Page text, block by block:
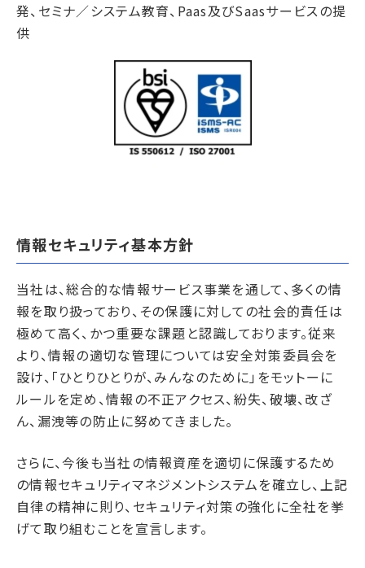
発、セミナ／システム教育、Paas及びSaasサービスの提
供
情報セキュリティ基本方針
当社は、総合的な情報サービス事業を通して、多くの情
報を取り扱っており、その保護に対しての社会的責任は
極めて高く、かつ重要な課題と認識しております。従来
より、情報の適切な管理については安全対策委員会を
設け、「ひとりひとりが、みんなのために」をモットーに
ルールを定め、情報の不正アクセス、紛失、破壊、改ざ
ん、漏洩等の防止に努めてきました。
さらに、今後も当社の情報資産を適切に保護するため
の情報セキュリティマネジメントシステムを確立し、上記
自律の精神に則り、セキュリティ対策の強化に全社を挙
げて取り組むことを宣言します。